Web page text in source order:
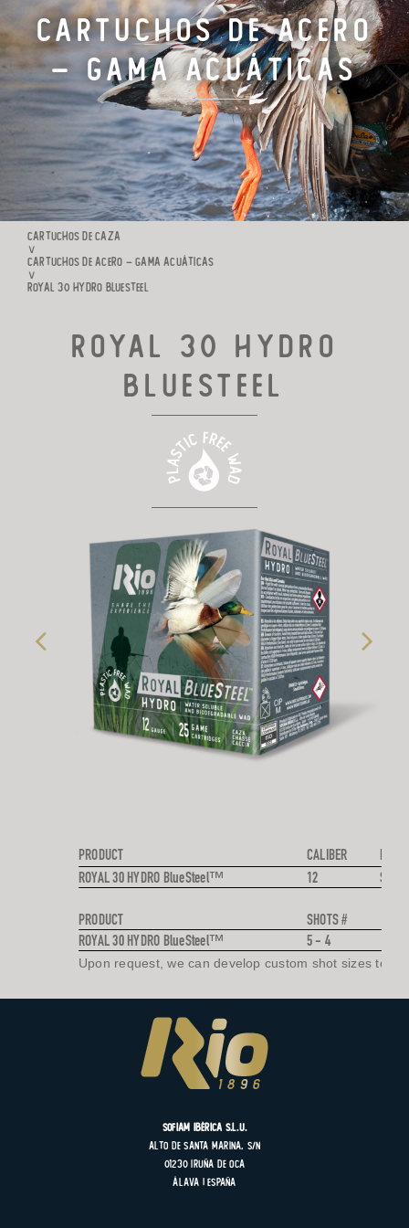
CARTUCHOS DE TIRO
FABRICACIÓN
FAMILIA RIO
CONTACTO
Cartuchos de Acero
– Gama Acuáticas
CARTUCHOS DE CAZA
∨
CARTUCHOS DE ACERO – GAMA ACUÁTICAS
∨
ROYAL 30 HYDRO BLUESTEEL
Royal 30 Hydro
BlueSteel
PRODUCT CALIBER
ROYAL 30 HYDRO BlueSteel™
12 STEEL
PRODUCT
SHOTS #
ROYAL 30 HYDRO BlueSteel™
5 - 4
Upon request, we can develop custom shot sizes to
SOFIAM Ibérica S.L.U.
Alto de Santa Marina, s/n
01230 Iruña de Oca
Álava | España